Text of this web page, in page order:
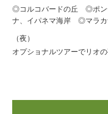
◎コルコバードの丘 ◎ポン
ナ、イパネマ海岸 ◎マラカ
（夜）
オプショナルツアーでリオ